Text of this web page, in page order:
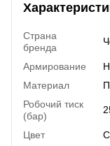
Страна
бренда
Армирование
Материал
Робочий тиск
(бар)
Цвет